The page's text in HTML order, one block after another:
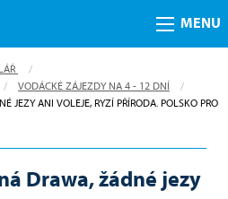
MENU
VODÁCKÉ ZÁJEZDY NA 4 - 12 DNÍ
JEZY ANI VOLEJE, RYZÍ PŘÍRODA. POLSKO PRO
Drawa, žádné jezy